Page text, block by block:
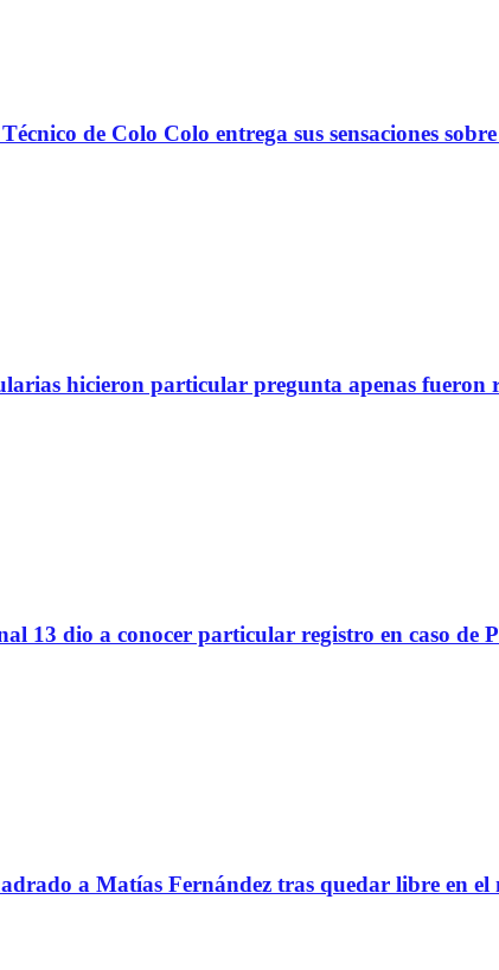
de Colo Colo entrega sus sensaciones
hicieron particular pregunta apenas fueron
13 dio a conocer particular registro en caso de
a Matías Fernández tras quedar libre en el